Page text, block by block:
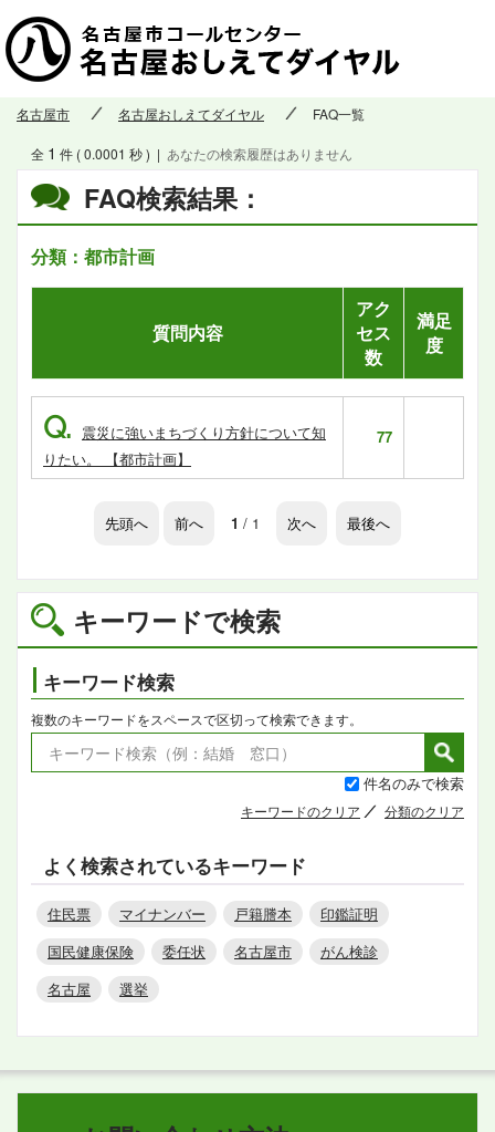
名古屋市 名古屋おしえてダイヤル FAQ一覧
キーワードで検索
キーワード検索
複数のキーワードをスペースで区切って検索できます。
件名のみで検索
キーワードのクリア 分類のクリア
よく検索されているキーワード
住民票 マイナンバー 戸籍謄本
印鑑証明
国民健康保険
委任状 名古屋市
がん検診
名古屋
選挙
FAQ検索結果：
分類：都市計画
全 1 件 ( 0.0001 秒 ) | あなたの検索履歴はありません
質問内容
アク
セス
数
満足
度
Q. 震災に強いまちづくり方針について知
りたい。 【都市計画】
77
先頭へ 前へ 1 / 1 次へ 最後へ